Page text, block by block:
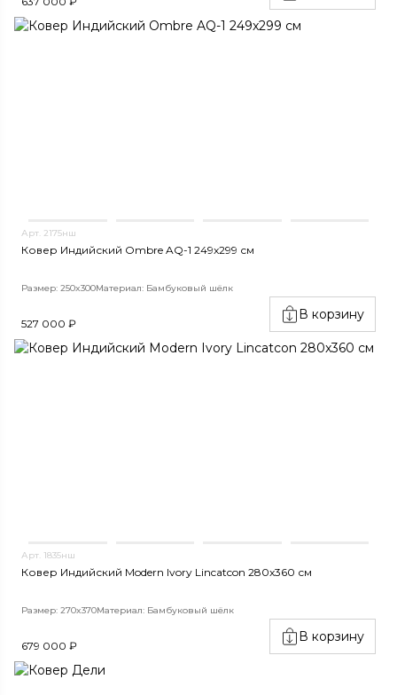
Арт. 2175нш
Ковер Индийский Ombre AQ-1 249x299 см
Размер: 250x300Материал: Бамбуковый шёлк
527 000 ₽
В корзину
Арт. 1835нш
Ковер Индийский Modern Ivory Lincatcon 280x360 см
Размер: 270x370Материал: Бамбуковый шёлк
679 000 ₽
В корзину